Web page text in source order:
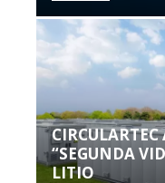
“SEGUNDA
LITIO